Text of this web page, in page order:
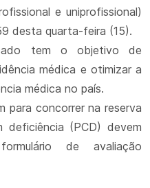
e uniprofissional)
desta quarta-feira (15).
tem o objetivo de
médica e otimizar a
médica no país.
para concorrer na reserva
deficiência (PCD) devem
de avaliação